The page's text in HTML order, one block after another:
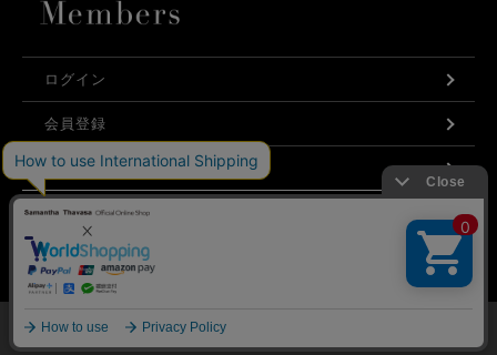
ログイン
会員登録
利用規約
お問い合わせ
プライバシーポリシー
©Samantha Thavasa Japan Limited
弊社はCookieを利用し、Webの利便性向上に努め
ております。「承諾する」をクリックしていただ
くと、お客様に最適な内容を提供することが可能
ご覧ください。
承諾する